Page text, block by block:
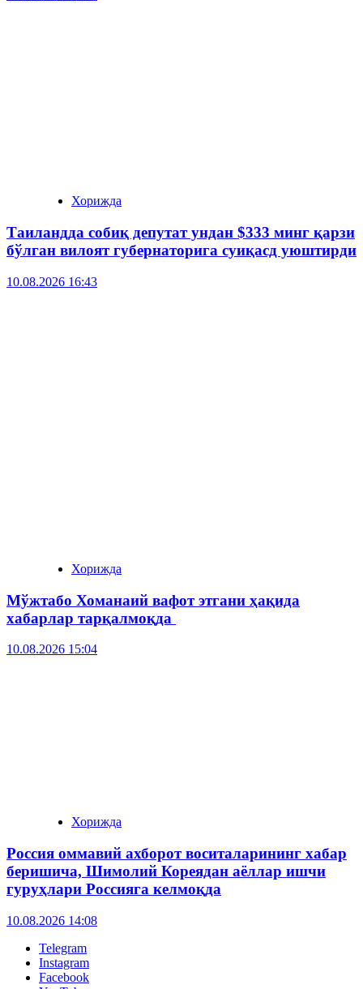
Хорижда
Таиландда собиқ депутат ундан $333 минг қарзи
бўлган вилоят губернаторига суиқасд уюштирди
10.08.2026 16:43
Хорижда
Мўжтабо Хоманаий вафот этгани ҳақида
хабарлар тарқалмоқда
10.08.2026 15:04
Хорижда
Россия оммавий ахборот воситаларининг хабар
беришича, Шимолий Кореядан аёллар ишчи
гуруҳлари Россияга келмоқда
10.08.2026 14:08
Telegram
Instagram
Facebook